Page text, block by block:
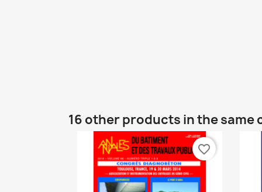
16 other products in the same
favorite_border